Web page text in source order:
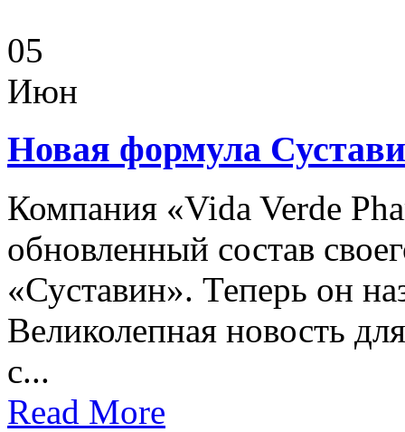
05
Июн
Новая формула
Компания «Vida Verde
обновленный состав
«Суставин». Теперь он
Великолепная новость
с...
Read More